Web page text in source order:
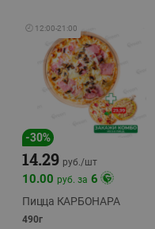
🕘 12:00-21:00
-30%
14.29 руб./шт
10.00 руб. за 6
Пицца КАРБОНАРА
490г